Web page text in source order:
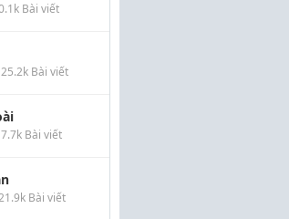
Bài viết
25.2k Bài viết
7.7k Bài viết
Bài viết